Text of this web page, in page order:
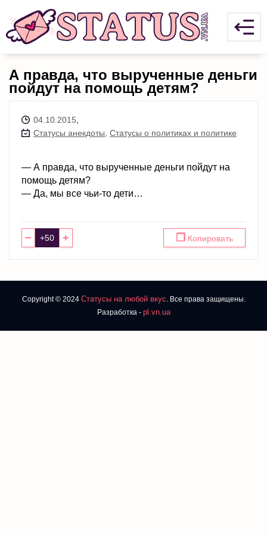
А правда, что вырученные деньги
пойдут на помощь детям?
04.10.2015
Статусы анекдоты Статусы о политиках и политике
— А правда, что вырученные деньги пойдут на
помощь детям?
— Да, мы все чьи-то дети…
− + ❐ Копировать
Copyright © 2024 Статусы на любой вкус. Все права защищены.
Разработка - pl.vn.ua